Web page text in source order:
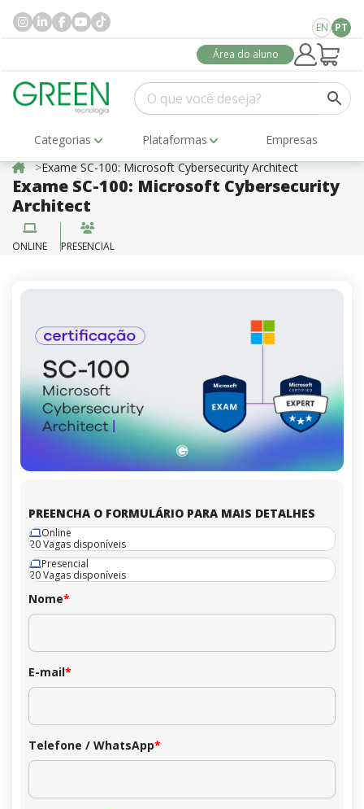
EN PT
Área do aluno
Categorias Plataformas
Empresas
Exame SC-100: Microsoft Cybersecurity Architect
Exame SC-100: Microsoft Cybersecurity
Architect
ONLINE PRESENCIAL
PREENCHA O FORMULÁRIO PARA MAIS DETALHES
Online
20 Vagas disponíveis
Presencial
20 Vagas disponíveis
Nome*
E-mail*
Telefone / WhatsApp*